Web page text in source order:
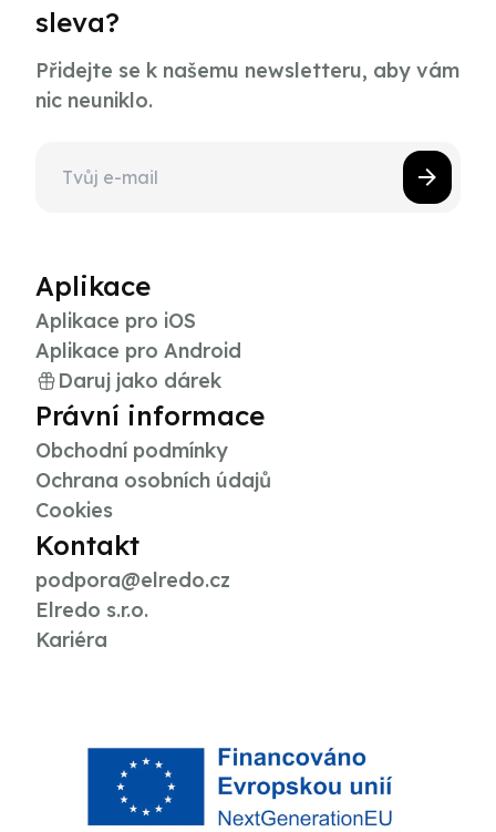
sleva?
Přidejte se k našemu newsletteru, aby vám
nic neuniklo.
Aplikace
Aplikace pro iOS
Aplikace pro Android
Daruj jako dárek
Právní informace
Obchodní podmínky
Ochrana osobních údajů
Cookies
Kontakt
podpora@elredo.cz
Elredo s.r.o.
Kariéra